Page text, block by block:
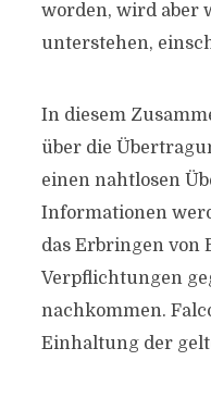
worden, wird aber
unterstehen,
In diesem
über die
einen nahtlosen
Informationen
das Erbringen von
Verpflichtungen
nachkommen.
Einhaltung der